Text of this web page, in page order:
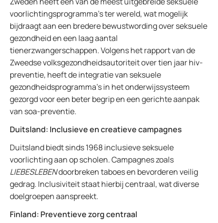
voorlichtingsprogramma’s ter wereld, wat mogelijk
bijdraagt aan een bredere bewustwording over seksuele
gezondheid en een laag aantal
tienerzwangerschappen. Volgens het rapport van de
Zweedse volksgezondheidsautoriteit over tien jaar hiv-
preventie, heeft de integratie van seksuele
gezondheidsprogramma’s in het onderwijssysteem
gezorgd voor een beter begrip en een gerichte aanpak
van soa-preventie.
Duitsland: Inclusieve en creatieve campagnes
Duitsland biedt sinds 1968 inclusieve seksuele
voorlichting aan op scholen. Campagnes zoals
LIEBESLEBENdoorbreken taboes en bevorderen veilig
gedrag. Inclusiviteit staat hierbij centraal, wat diverse
doelgroepen aanspreekt.
Finland: Preventieve zorg centraal